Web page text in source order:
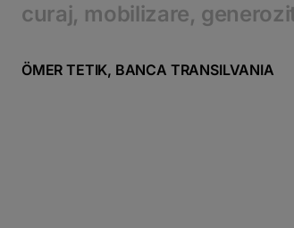
curaj, mobilizare,
ӦMER TETIK, BANCA TRANSILVANIA